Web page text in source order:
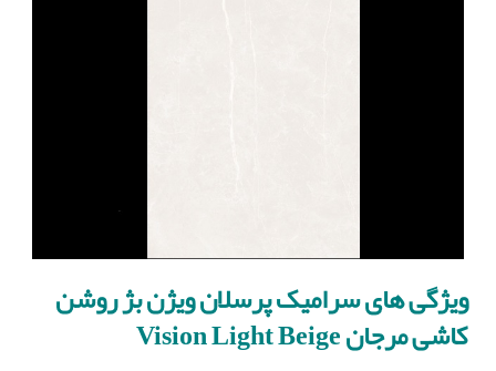
ویژگی هایسرامیک پرسلان ویژن بژ روشن
کاشی مرجان Vision Light Beige